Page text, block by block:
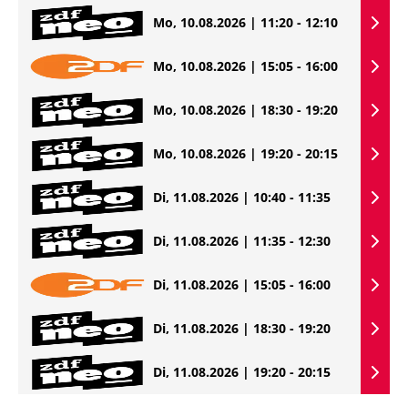
Mo, 10.08.2026 | 11:20 - 12:10
Mo, 10.08.2026 | 15:05 - 16:00
Mo, 10.08.2026 | 18:30 - 19:20
Mo, 10.08.2026 | 19:20 - 20:15
Di, 11.08.2026 | 10:40 - 11:35
Di, 11.08.2026 | 11:35 - 12:30
Di, 11.08.2026 | 15:05 - 16:00
Di, 11.08.2026 | 18:30 - 19:20
Di, 11.08.2026 | 19:20 - 20:15